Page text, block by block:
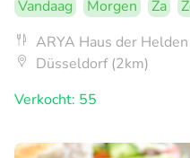
Vandaag Morgen Za
ARYA Haus der Helden
Düsseldorf (2km)
Verkocht: 55